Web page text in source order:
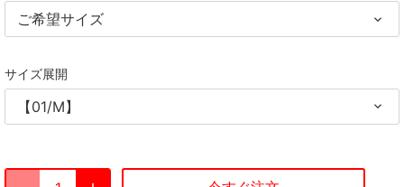
ご希望サイズ
サイズ展開
【01/M】